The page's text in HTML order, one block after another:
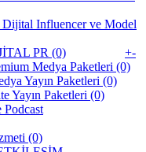
Influencer ve Model
PR (0)
+-
Medya Paketleri (0)
Yayın Paketleri (0)
Yayın Paketleri (0)
Podcast
(0)